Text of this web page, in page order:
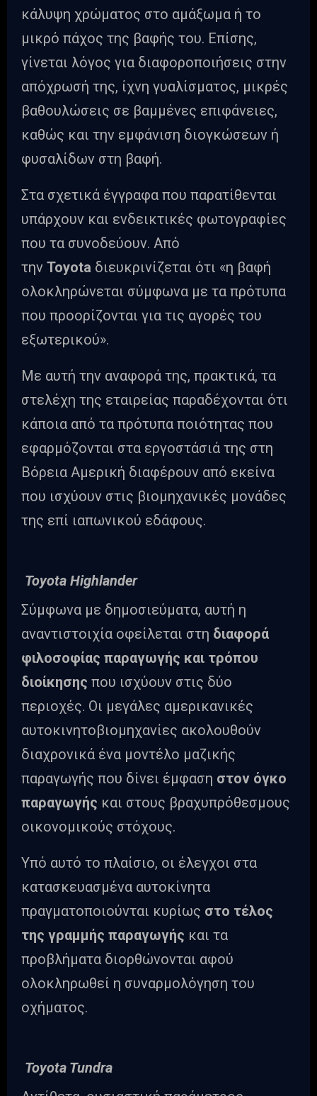
κάλυψη χρώματος στο αμάξωμα ή το
μικρό πάχος της βαφής του. Επίσης,
γίνεται λόγος για διαφοροποιήσεις στην
απόχρωσή της, ίχνη γυαλίσματος, μικρές
βαθουλώσεις σε βαμμένες επιφάνειες,
καθώς και την εμφάνιση διογκώσεων ή
φυσαλίδων στη βαφή.
Στα σχετικά έγγραφα που παρατίθενται
υπάρχουν και ενδεικτικές φωτογραφίες
που τα συνοδεύουν. Από
την Toyota διευκρινίζεται ότι «η βαφή
ολοκληρώνεται σύμφωνα με τα πρότυπα
που προορίζονται για τις αγορές του
εξωτερικού».
Με αυτή την αναφορά της, πρακτικά, τα
στελέχη της εταιρείας παραδέχονται ότι
κάποια από τα πρότυπα ποιότητας που
εφαρμόζονται στα εργοστάσιά της στη
Βόρεια Αμερική διαφέρουν από εκείνα
που ισχύουν στις βιομηχανικές μονάδες
της επί ιαπωνικού εδάφους.
Toyota Highlander
Σύμφωνα με δημοσιεύματα, αυτή η
αναντιστοιχία οφείλεται στη διαφορά
φιλοσοφίας παραγωγής και τρόπου
διοίκησης που ισχύουν στις δύο
περιοχές. Οι μεγάλες αμερικανικές
αυτοκινητοβιομηχανίες ακολουθούν
διαχρονικά ένα μοντέλο μαζικής
παραγωγής που δίνει έμφαση στον όγκο
παραγωγής και στους βραχυπρόθεσμους
οικονομικούς στόχους.
Υπό αυτό το πλαίσιο, οι έλεγχοι στα
κατασκευασμένα αυτοκίνητα
πραγματοποιούνται κυρίως στο τέλος
της γραμμής παραγωγής και τα
προβλήματα διορθώνονται αφού
ολοκληρωθεί η συναρμολόγηση του
οχήματος.
Toyota Tundra